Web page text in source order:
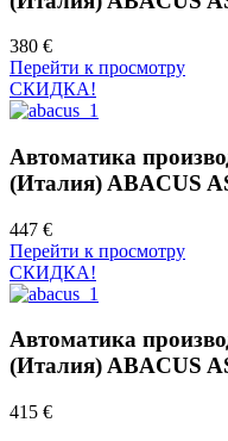
380 €
Перейти к просмотру
СКИДКА!
Автоматика
(Италия) ABACUS
447 €
Перейти к просмотру
СКИДКА!
Автоматика
(Италия) ABACUS
415 €